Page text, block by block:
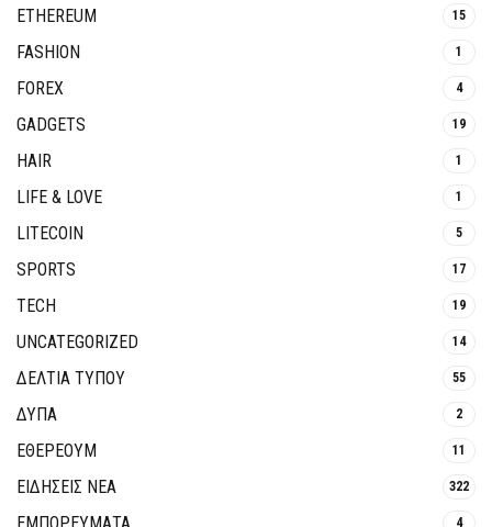
ETHEREUM 15
FASHION 1
FOREX 4
GADGETS 19
HAIR 1
LIFE & LOVE 1
LITECOIN 5
SPORTS 17
TECH 19
UNCATEGORIZED 14
ΔΕΛΤΙΑ ΤΥΠΟΥ 55
ΔΥΠΑ 2
ΕΘΈΡΕΟΥΜ 11
ΕΙΔΗΣΕΙΣ ΝΕΑ 322
4